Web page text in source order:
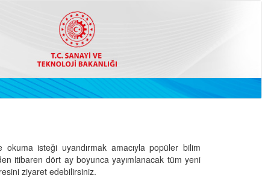
isteği uyandırmak amacıyla popüler bilim
itibaren dört ay boyunca yayımlanacak tüm yeni
ziyaret edebilirsiniz.